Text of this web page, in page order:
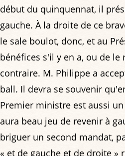
début du quinquennat, il
gauche. À la droite de ce
le sale boulot, donc, et au
bénéfices s'il y en a, ou de le
contraire. M. Philippe a
ball. Il devra se souvenir
Premier ministre est aussi
aura beau jeu de revenir à
briguer un second mandat,
« et de gauche et de droite »